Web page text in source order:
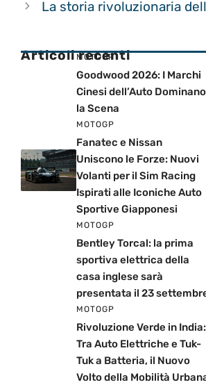
La storia rivoluzionaria
Articoli recenti
MOTOGP
Goodwood 2026: I Marchi
Cinesi dell’Auto Dominano
la Scena
MOTOGP
Fanatec e Nissan
Uniscono le Forze: Nuovi
Volanti per il Sim Racing
Ispirati alle Iconiche Auto
Sportive Giapponesi
MOTOGP
Bentley Torcal: la prima
sportiva elettrica della
casa inglese sarà
presentata il 23
MOTOGP
Rivoluzione Verde in India:
Tra Auto Elettriche e Tuk-
Tuk a Batteria, il Nuovo
Volto della Mobilità